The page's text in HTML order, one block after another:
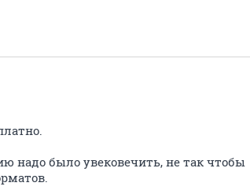
надо было увековечить, не так чтобы